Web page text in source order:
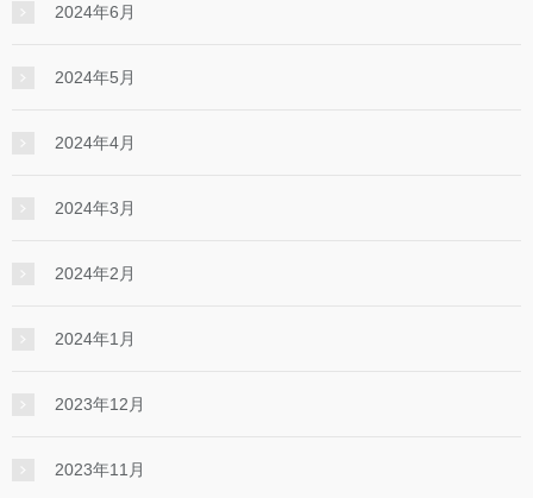
2024年6月
2024年5月
2024年4月
2024年3月
2024年2月
2024年1月
2023年12月
2023年11月